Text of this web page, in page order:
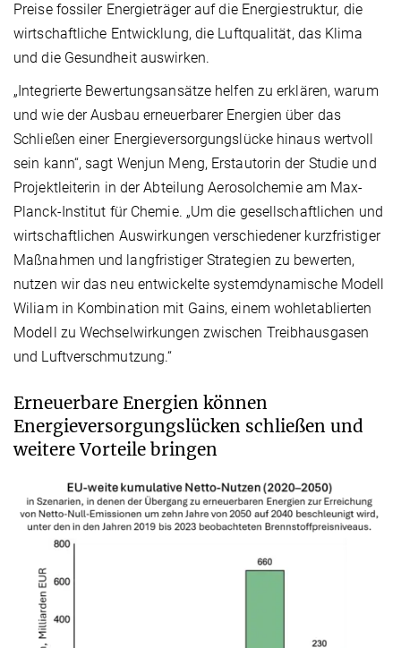
Preise fossiler Energieträger auf die Energiestruktur, die
wirtschaftliche Entwicklung, die Luftqualität, das Klima
und die Gesundheit auswirken.
„Integrierte Bewertungsansätze helfen zu erklären, warum
und wie der Ausbau erneuerbarer Energien über das
Schließen einer Energieversorgungslücke hinaus wertvoll
sein kann“, sagt Wenjun Meng, Erstautorin der Studie und
Projektleiterin in der Abteilung Aerosolchemie am Max-
Planck-Institut für Chemie. „Um die gesellschaftlichen und
wirtschaftlichen Auswirkungen verschiedener kurzfristiger
Maßnahmen und langfristiger Strategien zu bewerten,
nutzen wir das neu entwickelte systemdynamische Modell
Wiliam in Kombination mit Gains, einem wohletablierten
Modell zu Wechselwirkungen zwischen Treibhausgasen
und Luftverschmutzung.“
Erneuerbare Energien können
Energieversorgungslücken schließen und
weitere Vorteile bringen